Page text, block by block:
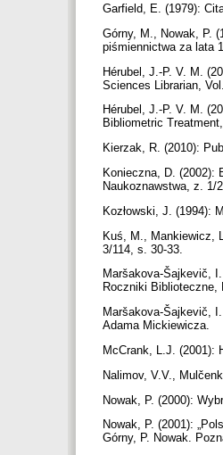
Garfield, E. (1979):
Górny, M., Nowak, P.
piśmiennictwa za lata
Hérubel, J.-P. V. M.
Sciences Librarian,
Hérubel, J.-P. V. M.
Bibliometric
Kierzak, R. (2010):
Konieczna, D. (2002):
Naukoznawstwa, z. 1/
Kozłowski, J. (1994):
Kuś, M., Mankiewicz,
3/114, s. 30-33.
Maršakova-Šajkevič,
Roczniki Biblioteczne,
Maršakova-Šajkevič,
Adama Mickiewicza.
McCrank, L.J. (2001):
Nalimov, V.V.,
Nowak, P. (2000):
Nowak, P. (2001):
Górny, P. Nowak.